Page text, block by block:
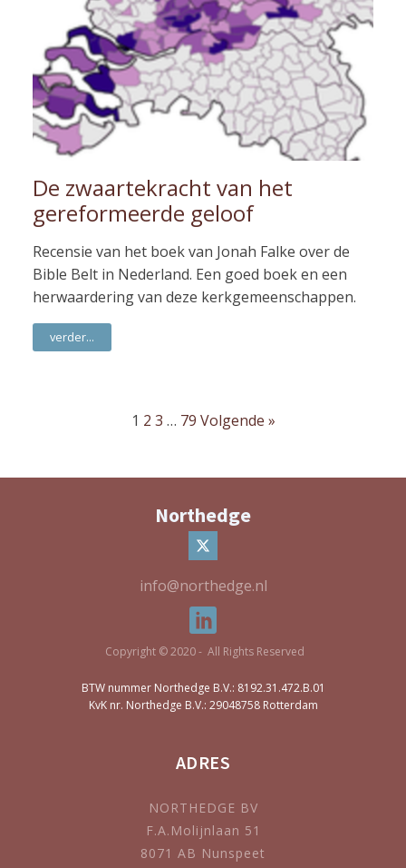
De zwaartekracht van het
gereformeerde geloof
Recensie van het boek van Jonah Falke over de
Bible Belt in Nederland. Een goed boek en een
herwaardering van deze kerkgemeenschappen.
verder...
1 2 3 … 79 Volgende »
Northedge
info@northedge.nl
Copyright © 2020 - All Rights Reserved
BTW nummer Northedge B.V.: 8192.31.472.B.01
KvK nr. Northedge B.V.: 29048758 Rotterdam
ADRES
NORTHEDGE BV
F.A.Molijnlaan 51
8071 AB Nunspeet